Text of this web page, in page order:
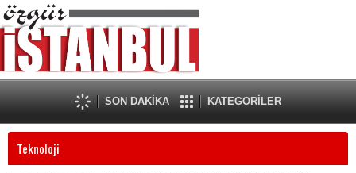
SON DAKİKA KATEGORİLER
Teknoloji